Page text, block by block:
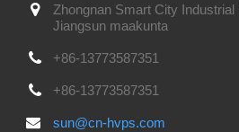
Zhongnan Smart City Industrial
Jiangsun maakunta
+86-13773587351
+86-13773587351
sun@cn-hvps.com